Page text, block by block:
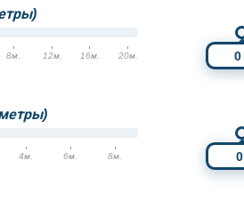
8м. 12м. 16м. 20м.
4м. 6м. 8м.